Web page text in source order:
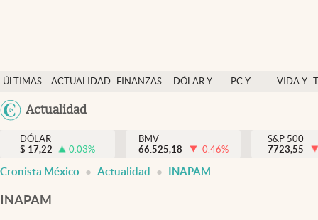
ÚLTIMAS
NOTICIAS
ACTUALIDAD
FINANZAS
DÓLAR Y
PC Y
VIDA Y
México
Actualidad
Actualidad
Finanzas y economía
Dólar y mercados
DÓLAR
$ 17,22 0.03%
BMV
66.525,18
-0.46%
S&P 500
7723,55
Cronista México Actualidad INAPAM
INAPAM